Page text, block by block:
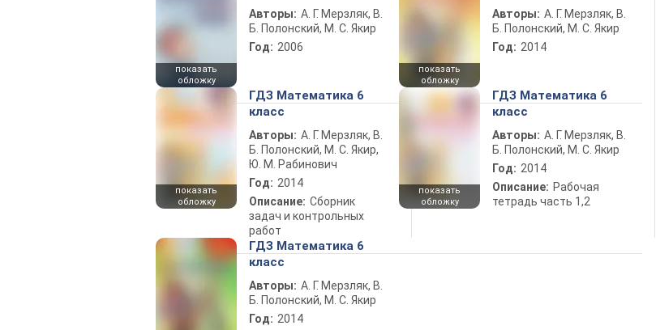
показать
обложку
Авторы: А. Г. Мерзляк, В.
Б. Полонский, М. С. Якир
Год: 2006
показать
обложку
Авторы: А. Г. Мерзляк, В.
Б. Полонский, М. С. Якир
Год: 2014
показать
обложку
ГДЗ Математика 6
класс
Авторы: А. Г. Мерзляк, В.
Б. Полонский, М. С. Якир,
Ю. М. Рабинович
Год: 2014
Описание: Сборник
задач и контрольных
работ
показать
обложку
ГДЗ Математика 6
класс
Авторы: А. Г. Мерзляк, В.
Б. Полонский, М. С. Якир
Год: 2014
Описание: Рабочая
тетрадь часть 1,2
ГДЗ Математика 6
класс
Авторы: А. Г. Мерзляк, В.
Б. Полонский, М. С. Якир
Год: 2014